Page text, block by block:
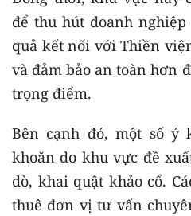
để thu hút doanh
quả kết nối với Thiền
và đảm bảo an toàn hơn
trọng điểm.
Bên cạnh đó, một số ý
khoăn do khu vực đề
dò, khai quật khảo cổ.
thuê đơn vị tư vấn